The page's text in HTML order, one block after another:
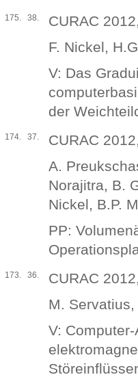
175. 38.
CURAC
F. Nickel,
V: Das
der
174. 37.
CURAC
A.
Norajitra, B.
Nickel, B.P.
PP:
173. 36.
CURAC
M.
V: